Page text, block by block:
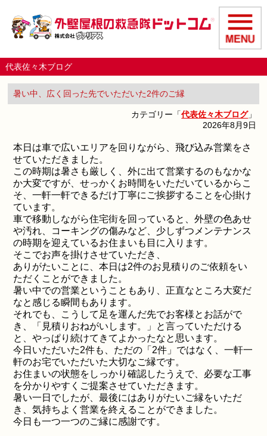
代表佐々木ブログ
暑い中、広く回った先でいただいた2件のご縁
カテゴリー「代表佐々木ブログ」
2026年8月9日
本日は車で広いエリアを回りながら、飛び込み営業をさ
せていただきました。
この時期は暑さも厳しく、外に出て営業するのもなかな
か大変ですが、せっかくお時間をいただいているからこ
そ、一軒一軒できるだけ丁寧にご挨拶することを心掛け
ています。
車で移動しながら住宅街を回っていると、外壁の色あせ
や汚れ、コーキングの傷みなど、少しずつメンテナンス
の時期を迎えているお住まいも目に入ります。
そこでお声を掛けさせていただき、
ありがたいことに、本日は2件のお見積りのご依頼をい
ただくことができました。
暑い中での営業ということもあり、正直なところ大変だ
なと感じる瞬間もあります。
それでも、こうして足を運んだ先でお客様とお話がで
き、「見積りおねがいします。」と言っていただける
と、やっぱり続けてきてよかったなと思います。
今日いただいた2件も、ただの「2件」ではなく、一軒一
軒のお宅でいただいた大切なご縁です。
お住まいの状態をしっかり確認したうえで、必要な工事
を分かりやすくご提案させていただきます。
暑い一日でしたが、最後にはありがたいご縁をいただ
き、気持ちよく営業を終えることができました。
今日も一つ一つのご縁に感謝です。